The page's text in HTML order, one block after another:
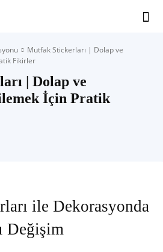
Mutfak Stickerları | Dolap ve
Fikirler
| Dolap ve
İçin Pratik
ile Dekorasyonda
Değişim